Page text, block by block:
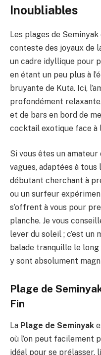
Inoubliables
Les plages de
conteste des joyaux de
un cadre idyllique pour
en étant un peu plus à
bruyante de Kuta. Ici,
profondément
et de bars en bord de
cocktail exotique face à
Si vous êtes un
vagues, adaptées à tous
débutant cherchant à
ou un surfeur
s’offrent à vous pour
planche. Je vous
lever du soleil ; c’est un
balade tranquille le long
y sont absolument
Plage de
Fin
La Plage de Seminyak
où l’on peut facilement
idéal pour se prélasser,